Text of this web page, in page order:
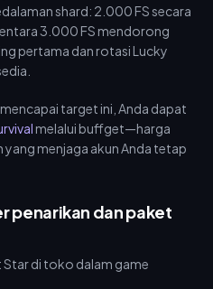
shard: 2.000 FS secara
3.000 FS mendorong
pertama dan rotasi Lucky
target ini, Anda dapat
melalui buffget—harga
menjaga akun Anda tetap
penarikan dan paket